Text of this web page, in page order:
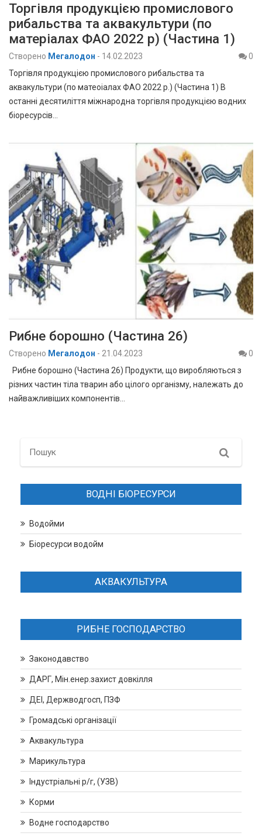
Торгівля продукцією промислового
рибальства та аквакультури (по
матеріалах ФАО 2022 р) (Частина 1)
Створено Мегалодон - 14.02.2023
0
Торгівля продукцією промислового рибальства та
аквакультури (по матеоіалах ФАО 2022 р.) (Частина 1) В
останні десятиліття міжнародна торгівля продукцією водних
біоресурсів…
Рибне борошно (Частина 26)
Створено Мегалодон - 21.04.2023
0
Рибне борошно (Частина 26) Продукти, що виробляються з
різних частин тіла тварин або цілого організму, належать до
найважливіших компонентів…
Search
ВОДНІ БІОРЕСУРСИ
Водойми
Біоресурси водойм
АКВАКУЛЬТУРА
РИБНЕ ГОСПОДАРСТВО
Законодавство
ДАРГ, Мін.енер.захист довкілля
ДЕІ, Держводгосп, ПЗФ
Громадські організації
Аквакультура
Марикультура
Індустріальні р/г, (УЗВ)
Корми
Водне господарство